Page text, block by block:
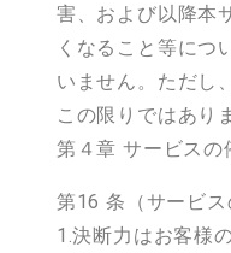
害、および以降本
くなること等につ
いません。ただし
この限りではあり
第４章 サービスの
第16 条（サービス
1.決断力はお客様